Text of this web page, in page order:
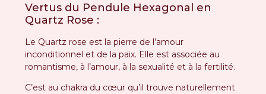
Vertus du Pendule Hexagonal en
Quartz Rose :
Le Quartz rose est la pierre de l’amour
inconditionnel et de la paix. Elle est associée au
romantisme, à l’amour, à la sexualité et à la fertilité.
C’est au chakra du cœur qu’il trouve naturellement